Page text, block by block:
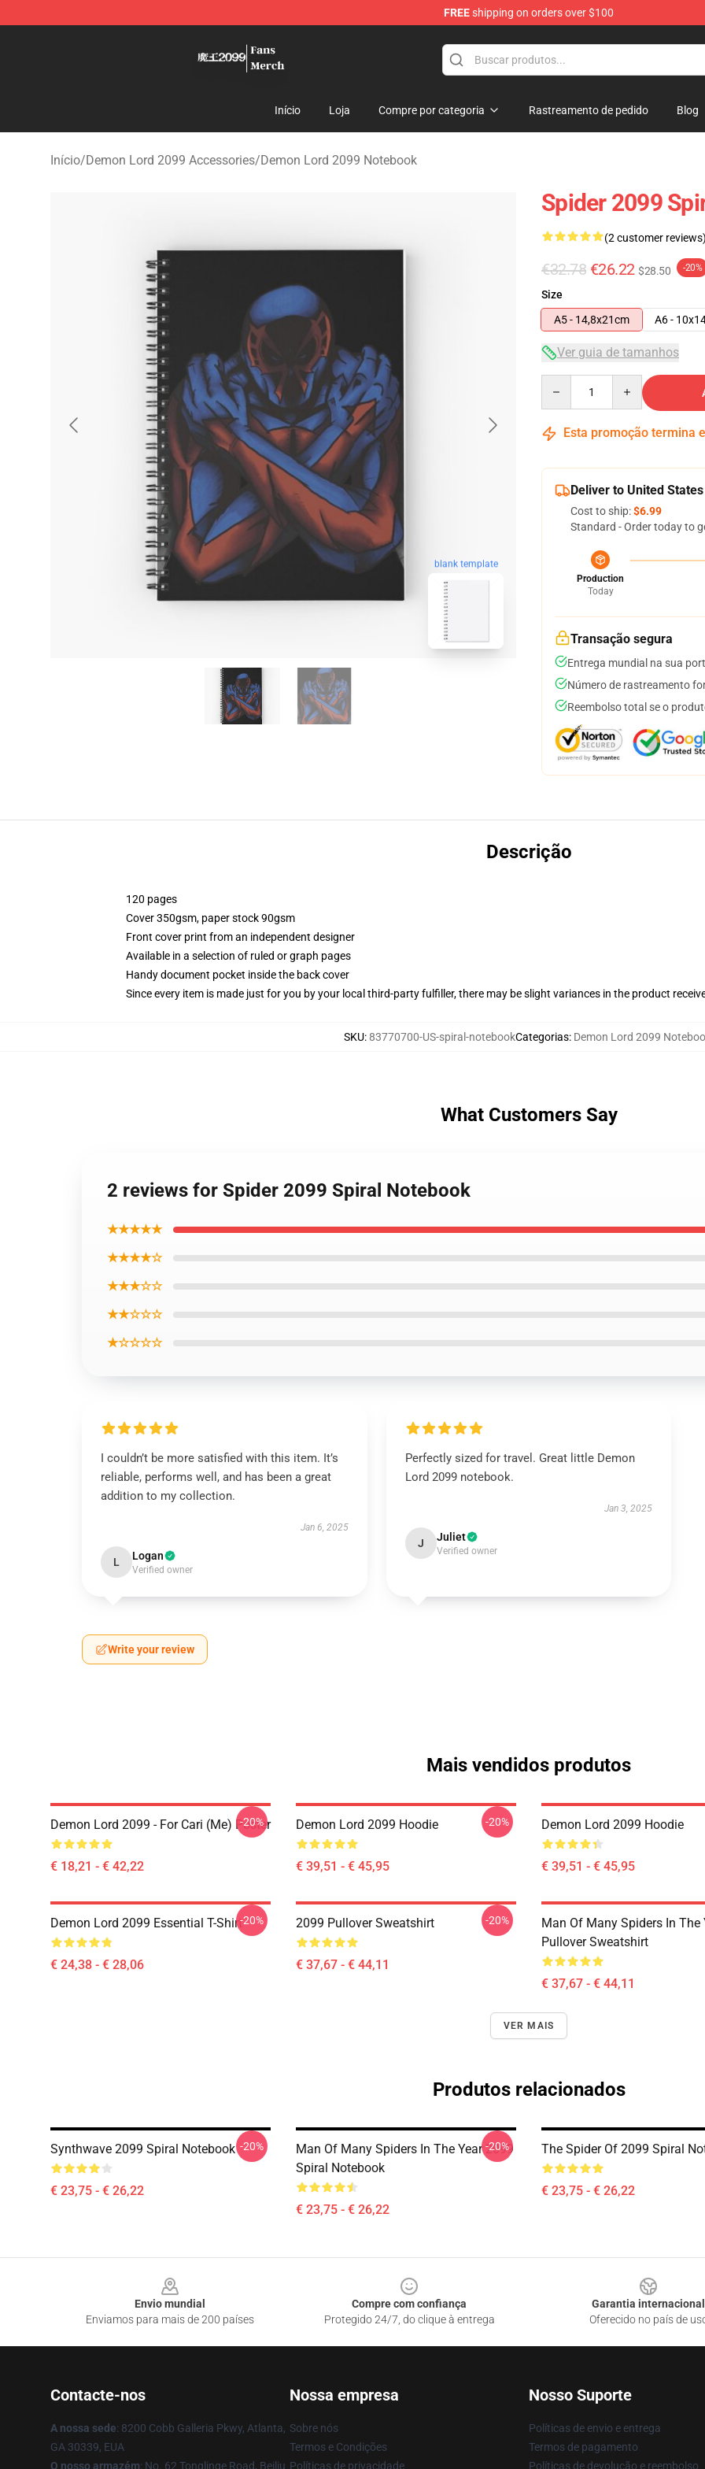
FREEshipping on orders over $100
Início Loja Compre por categoria Rastreamento de pedido Blog
Início/Demon Lord 2099 Accessories/Demon Lord 2099 Notebook
blank template
Spider 2099
(2 customer reviews)
€32.78 €26.22 $28.50 -20%
Size
A5 - 14,8x21cm
A6 -
Ver guia de tamanhos
Esta promoção termina
Deliver to United States
Cost to ship:$6.99
Standard - Order today to
Production
Today
Transação segura
Entrega mundial na sua
Número de rastreamento
Reembolso total se o
Descrição
120 pages
Cover 350gsm, paper stock 90gsm
Front cover print from an independent designer
Available in a selection of ruled or graph pages
Handy document pocket inside the back cover
Since every item is made just for you by your local third-party fulfiller, there may be slight variances in the product
SKU:83770700-US-spiral-notebookCategorias: Demon Lord 2099
What Customers Say
2 reviews for Spider 2099 Spiral Notebook
★★★★★
★★★★☆
★★★☆☆
★★☆☆☆
★☆☆☆☆
I couldn’t be more satisfied with this item. It’s
reliable, performs well, and has been a great
addition to my collection.
Jan 6, 2025
L Logan
Verified owner
Perfectly sized for travel. Great little Demon
Lord 2099 notebook.
Jan 3, 2025
J Juliet
Verified owner
Write your review
Mais vendidos produtos
Demon Lord 2099 - For Cari (me) Poster
€ 18,21 - € 42,22
-20% Demon Lord 2099 Hoodie
€ 39,51 - € 45,95
-20% Demon Lord 2099 Hoodie
€ 39,51 - € 45,95
Demon Lord 2099 Essential T-Shirt
€ 24,38 - € 28,06
-20% 2099 Pullover Sweatshirt
€ 37,67 - € 44,11
-20%
Man Of Many Spiders In The
Pullover Sweatshirt
€ 37,67 - € 44,11
VER MAIS
Produtos relacionados
Synthwave 2099 Spiral Notebook
€ 23,75 - € 26,22
-20%
Man Of Many Spiders In The Year 2099
Spiral Notebook
€ 23,75 - € 26,22
-20% The Spider Of 2099 Spiral
€ 23,75 - € 26,22
Envio mundial
Enviamos para mais de 200 países
Compre com confiança
Protegido 24/7, do clique à entrega
Garantia internacional
Oferecido no país de
Contacte-nos
A nossa sede: 8200 Cobb Galleria Pkwy, Atlanta,
GA 30339, EUA
O nosso armazém: No. 62 Tonglinge Road, Beiliu
Nossa empresa
Sobre nós
Termos e Condições
Políticas de privacidade
Nosso Suporte
Políticas de envio e entrega
Termos de pagamento
Políticas de devolução e reembolso